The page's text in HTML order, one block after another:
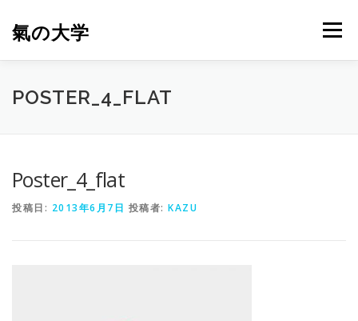
氣の大学 メニュー
氣の大学物語
氣とはなにか？ 今何故氣光（気功）なのか
POSTER_4_FLAT
Poster_4_flat
投稿日: 2013年6月7日 投稿者: KAZU